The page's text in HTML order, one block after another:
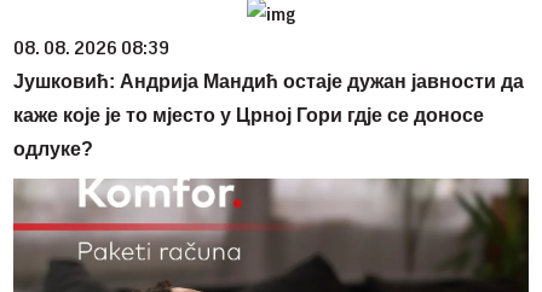
08. 08. 2026 08:39
Јушковић: Андрија Мандић остаје дужан јавности да
каже које је то мјесто у Црној Гори гдје се доносе
одлуке?